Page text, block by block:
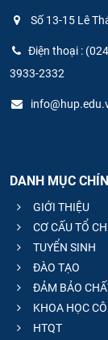
Số 13-15 Lê
Điện thoại :
3933-2332
DANH MỤC
GIỚI THIỆU
CƠ CẤU TỔ
TUYỂN SINH
ĐÀO TẠO
ĐẢM BẢO
KHOA HỌC
HTQT